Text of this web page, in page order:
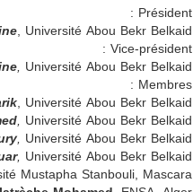
Président :
, Université Abou Bekr Belkaid
Vice-président :
, Université Abou Bekr Belkaid
Membres :
, Université Abou Bekr Belkaid
, Université Abou Bekr Belkaid
, Université Abou Bekr Belkaid
, Université Abou Bekr Belkaid
Mustapha Stanbouli, Mascara